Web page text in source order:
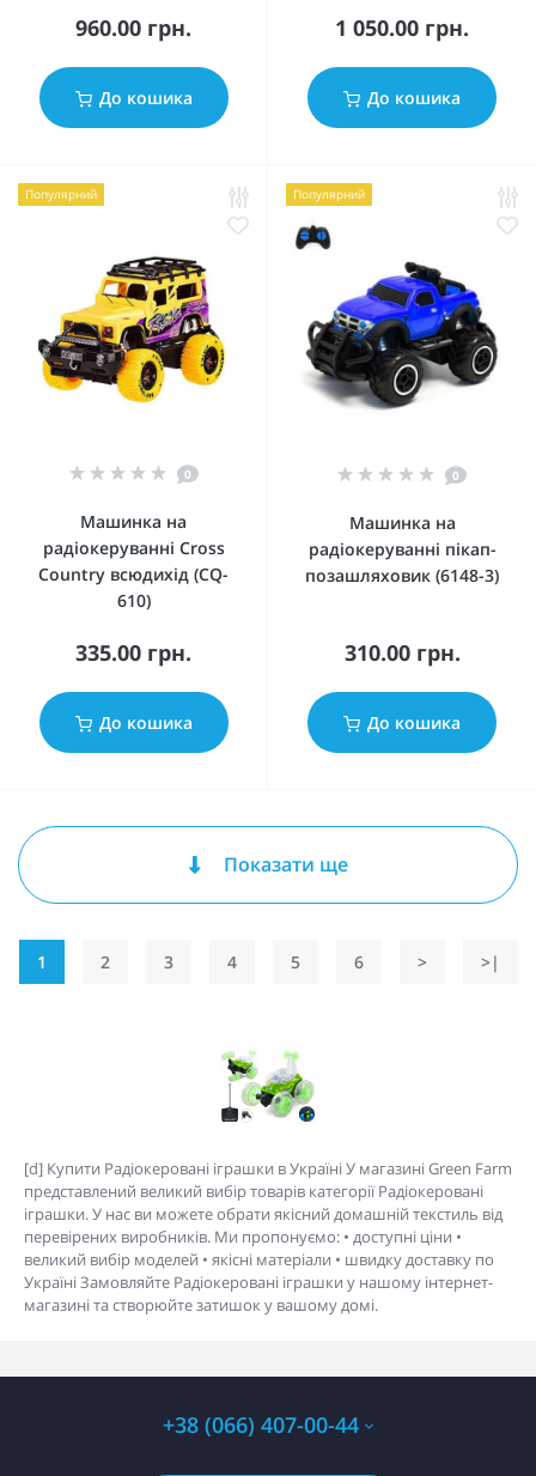
960.00 грн.
До кошика
1 050.00 грн.
До кошика
Популярний
0
Машинка на
радіокеруванні Cross
Country всюдихід (CQ-
610)
335.00 грн.
До кошика
Популярний
0
Машинка на
радіокеруванні пікап-
позашляховик (6148-3)
310.00 грн.
До кошика
Показати ще
1 2 3 4 5 6 > >|
[d] Купити Радіокеровані іграшки в Україні У магазині Green Farm
представлений великий вибір товарів категорії Радіокеровані
іграшки. У нас ви можете обрати якісний домашній текстиль від
перевірених виробників. Ми пропонуємо: • доступні ціни •
великий вибір моделей • якісні матеріали • швидку доставку по
Україні Замовляйте Радіокеровані іграшки у нашому інтернет-
магазині та створюйте затишок у вашому домі.
+38 (066) 407-00-44